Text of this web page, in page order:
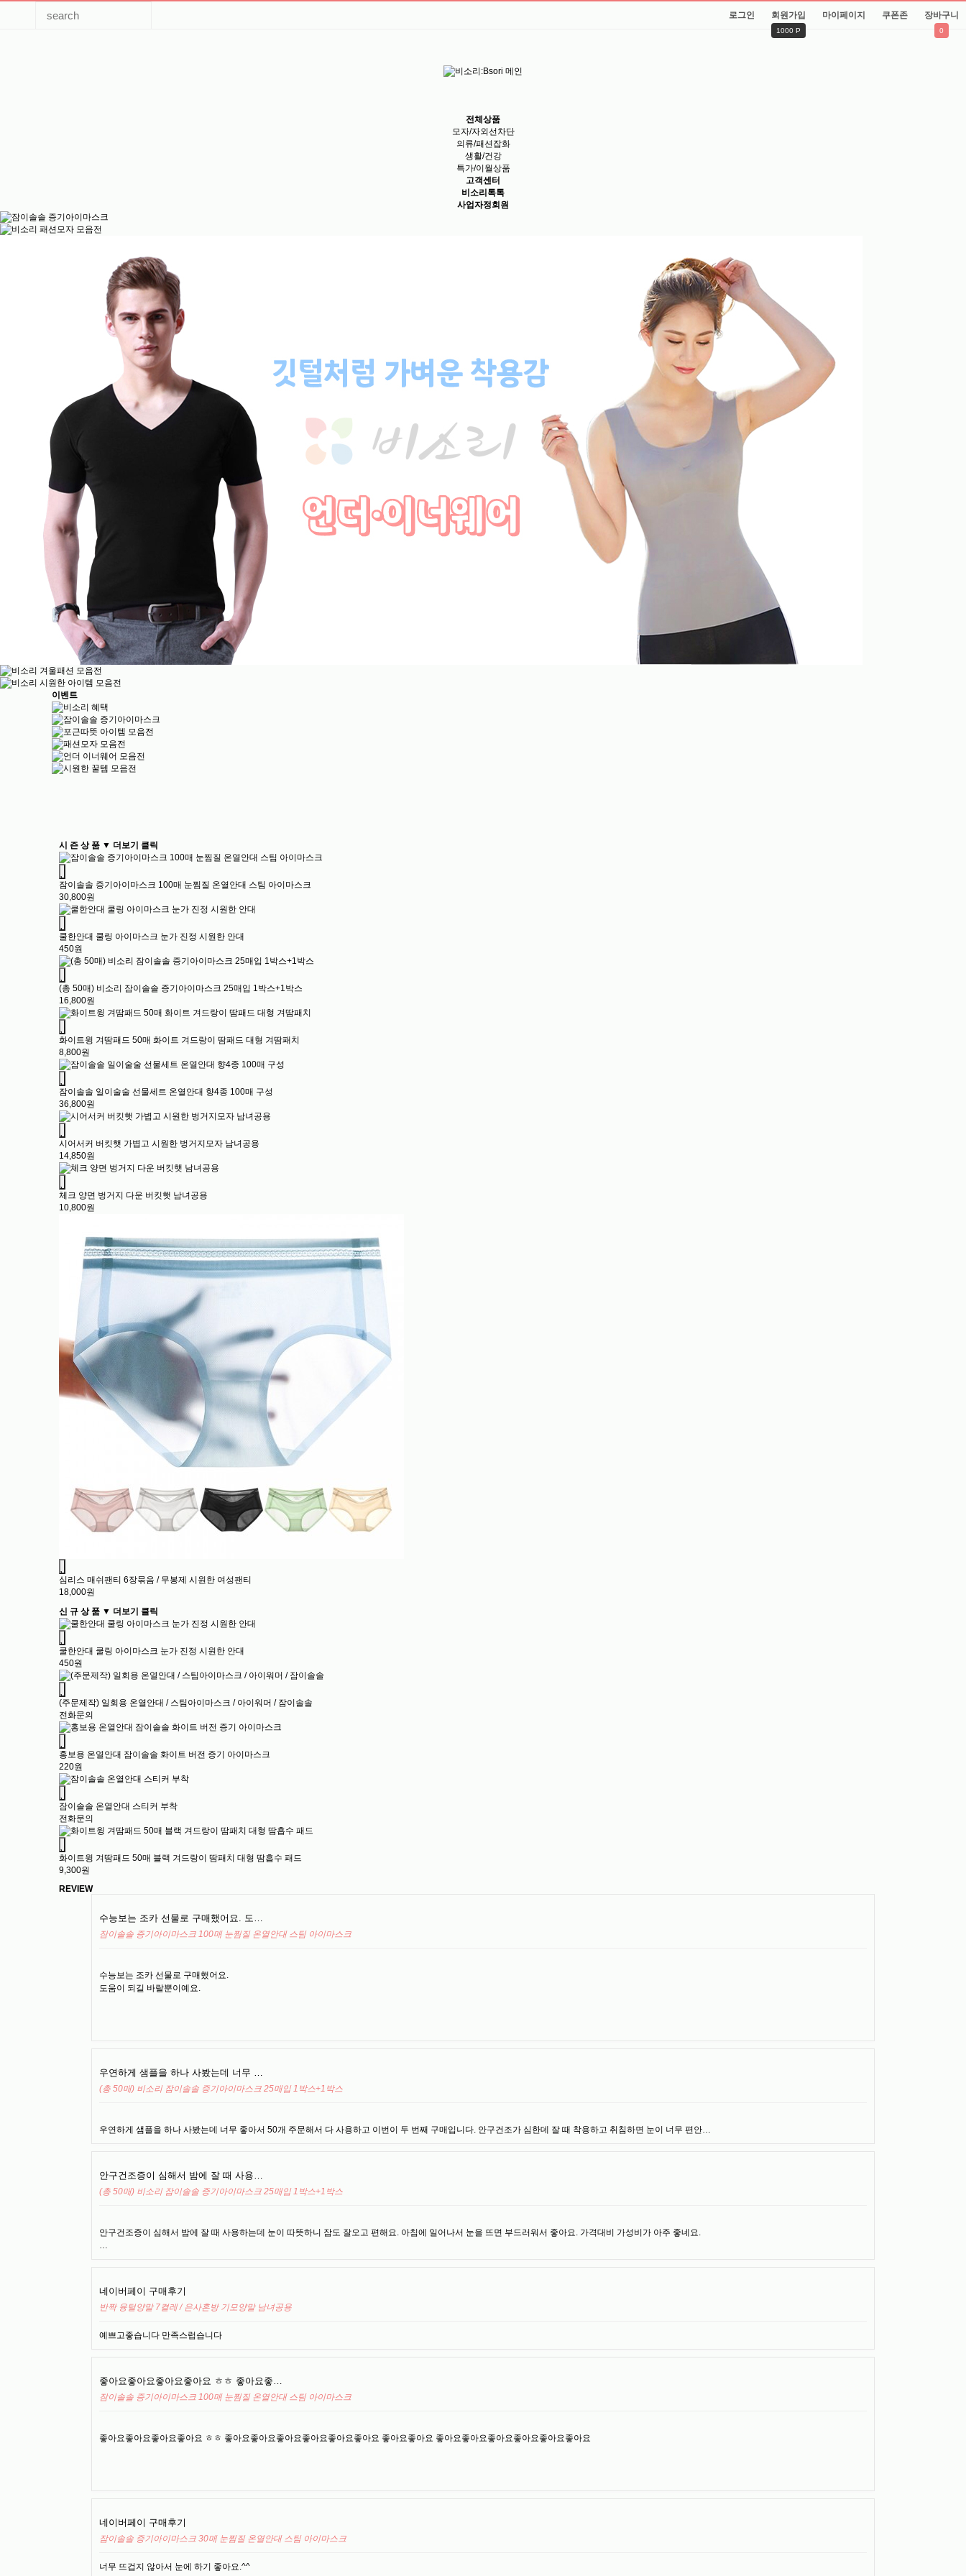
로그인 회원가입
1000 P
마이페이지 쿠폰존 장바구니
0
전체상품
모자/자외선차단
의류/패션잡화
생활/건강
특가/이월상품
고객센터
비소리톡톡
사업자정회원
이벤트
시 즌 상 품 ▼ 더보기 클릭
잠이솔솔 증기아이마스크 100매 눈찜질 온열안대 스팀 아이마스크
30,800원
쿨한안대 쿨링 아이마스크 눈가 진정 시원한 안대
450원
(총 50매) 비소리 잠이솔솔 증기아이마스크 25매입 1박스+1박스
16,800원
화이트윙 겨땀패드 50매 화이트 겨드랑이 땀패드 대형 겨땀패치
8,800원
잠이솔솔 일이술술 선물세트 온열안대 향4종 100매 구성
36,800원
시어서커 버킷햇 가볍고 시원한 벙거지모자 남녀공용
14,850원
체크 양면 벙거지 다운 버킷햇 남녀공용
10,800원
심리스 매쉬팬티 6장묶음 / 무봉제 시원한 여성팬티
18,000원
신 규 상 품 ▼ 더보기 클릭
쿨한안대 쿨링 아이마스크 눈가 진정 시원한 안대
450원
(주문제작) 일회용 온열안대 / 스팀아이마스크 / 아이워머 / 잠이솔솔
전화문의
홍보용 온열안대 잠이솔솔 화이트 버전 증기 아이마스크
220원
잠이솔솔 온열안대 스티커 부착
전화문의
화이트윙 겨땀패드 50매 블랙 겨드랑이 땀패치 대형 땀흡수 패드
9,300원
REVIEW
수능보는 조카 선물로 구매했어요. 도…
잠이솔솔 증기아이마스크 100매 눈찜질 온열안대 스팀 아이마스크
수능보는 조카 선물로 구매했어요.
도움이 되길 바랄뿐이예요.
우연하게 샘플을 하나 사봤는데 너무 …
(총 50매) 비소리 잠이솔솔 증기아이마스크 25매입 1박스+1박스
우연하게 샘플을 하나 사봤는데 너무 좋아서 50개 주문해서 다 사용하고 이번이 두 번째 구매입니다. 안구건조가 심한데 잘 때 착용하고 취침하면 눈이 너무 편안…
안구건조증이 심해서 밤에 잘 때 사용…
(총 50매) 비소리 잠이솔솔 증기아이마스크 25매입 1박스+1박스
안구건조증이 심해서 밤에 잘 때 사용하는데 눈이 따뜻하니 잠도 잘오고 편해요. 아침에 일어나서 눈을 뜨면 부드러워서 좋아요. 가격대비 가성비가 아주 좋네요.
…
네이버페이 구매후기
반짝 융털양말 7켤레 / 은사혼방 기모양말 남녀공용
예쁘고좋습니다 만족스럽습니다
좋아요좋아요좋아요좋아요 ㅎㅎ 좋아요좋…
잠이솔솔 증기아이마스크 100매 눈찜질 온열안대 스팀 아이마스크
좋아요좋아요좋아요좋아요 ㅎㅎ 좋아요좋아요좋아요좋아요좋아요좋아요 좋아요좋아요 좋아요좋아요좋아요좋아요좋아요좋아요
네이버페이 구매후기
잠이솔솔 증기아이마스크 30매 눈찜질 온열안대 스팀 아이마스크
너무 뜨겁지 않아서 눈에 하기 좋아요.^^